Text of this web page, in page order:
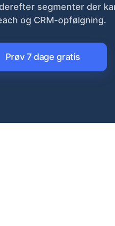
segmenter der
og CRM-opfølgning.
Prøv 7 dage gratis